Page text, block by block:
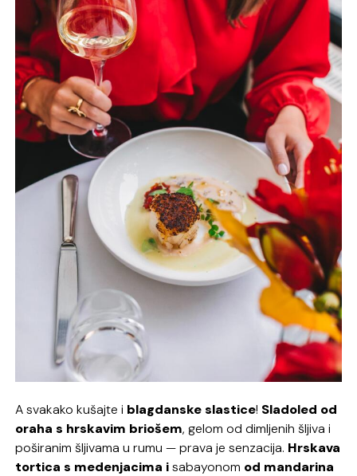
A svakako kušajte i blagdanske slastice! Sladoled od
oraha s hrskavim briošem, gelom od dimljenih šljiva i
poširanim šljivama u rumu — prava je senzacija. Hrskava
tortica s medenjacima isabayonom od mandarina